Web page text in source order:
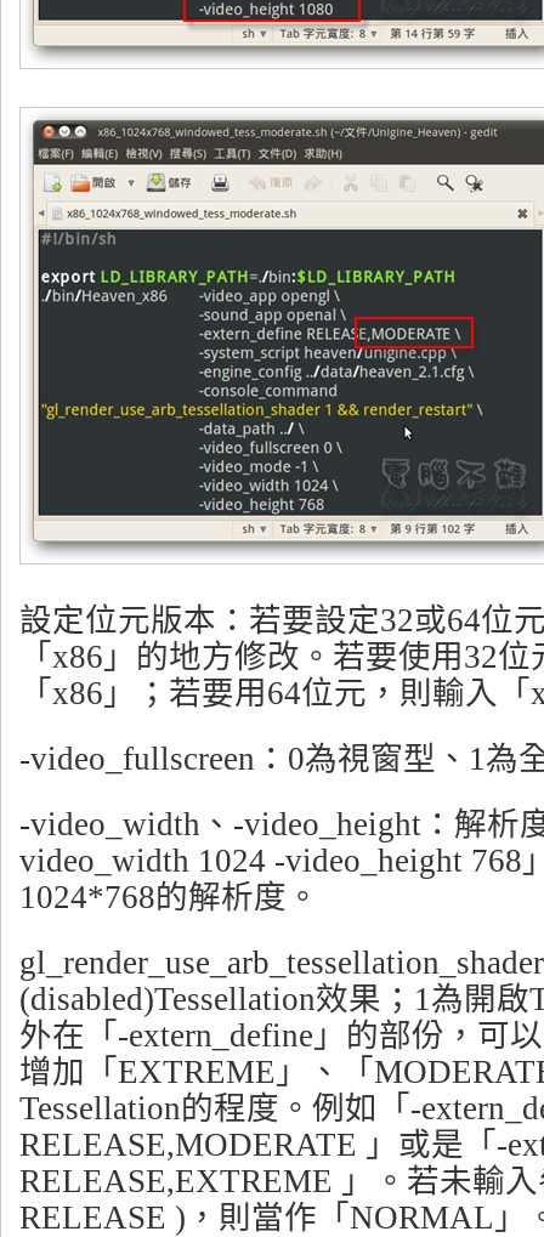
設定位元版本：若要設定32或64位
「x86」的地方修改。若要使用32
「x86」；若要用64位元，則輸入「
-video_fullscreen：0為視窗型、1為
-video_width、-video_height：解析
video_width 1024 -video_height 768
1024*768的解析度。
(disabled)Tessellation效果；1為開啟
外在「-extern_define」的部份，可
增加「EXTREME」、「
Tessellation的程度。例如「-
RELEASE,MODERATE 」或是「-
RELEASE,EXTREME 」。若未輸
RELEASE )，則當作「NORMAL」